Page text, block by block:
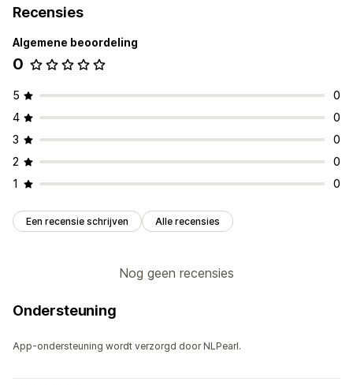
Recensies
Algemene beoordeling
0
5
0
4
0
3
0
2
0
1
0
Een recensie schrijven Alle recensies
Nog geen recensies
Ondersteuning
App-ondersteuning wordt verzorgd door NLPearl.